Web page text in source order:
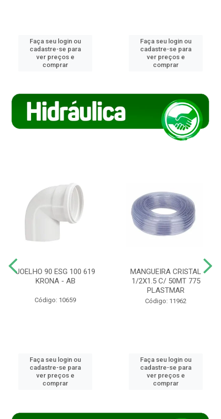
Faça seu login ou
cadastre-se para
ver preços e
comprar
Faça seu login ou
cadastre-se para
ver preços e
comprar
JOELHO 90 ESG 100 619
KRONA - AB
Código: 10659
Faça seu login ou
cadastre-se para
ver preços e
comprar
MANGUEIRA CRISTAL
1/2X1.5 C/ 50MT 775
PLASTMAR
Código: 11962
Faça seu login ou
cadastre-se para
ver preços e
comprar